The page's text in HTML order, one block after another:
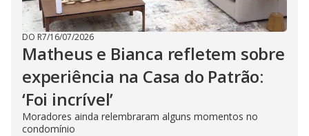
DO R7/16/07/2026
Matheus e Bianca refletem sobre
experiência na Casa do Patrão:
‘Foi incrível’
Moradores ainda relembraram alguns momentos no
condomínio